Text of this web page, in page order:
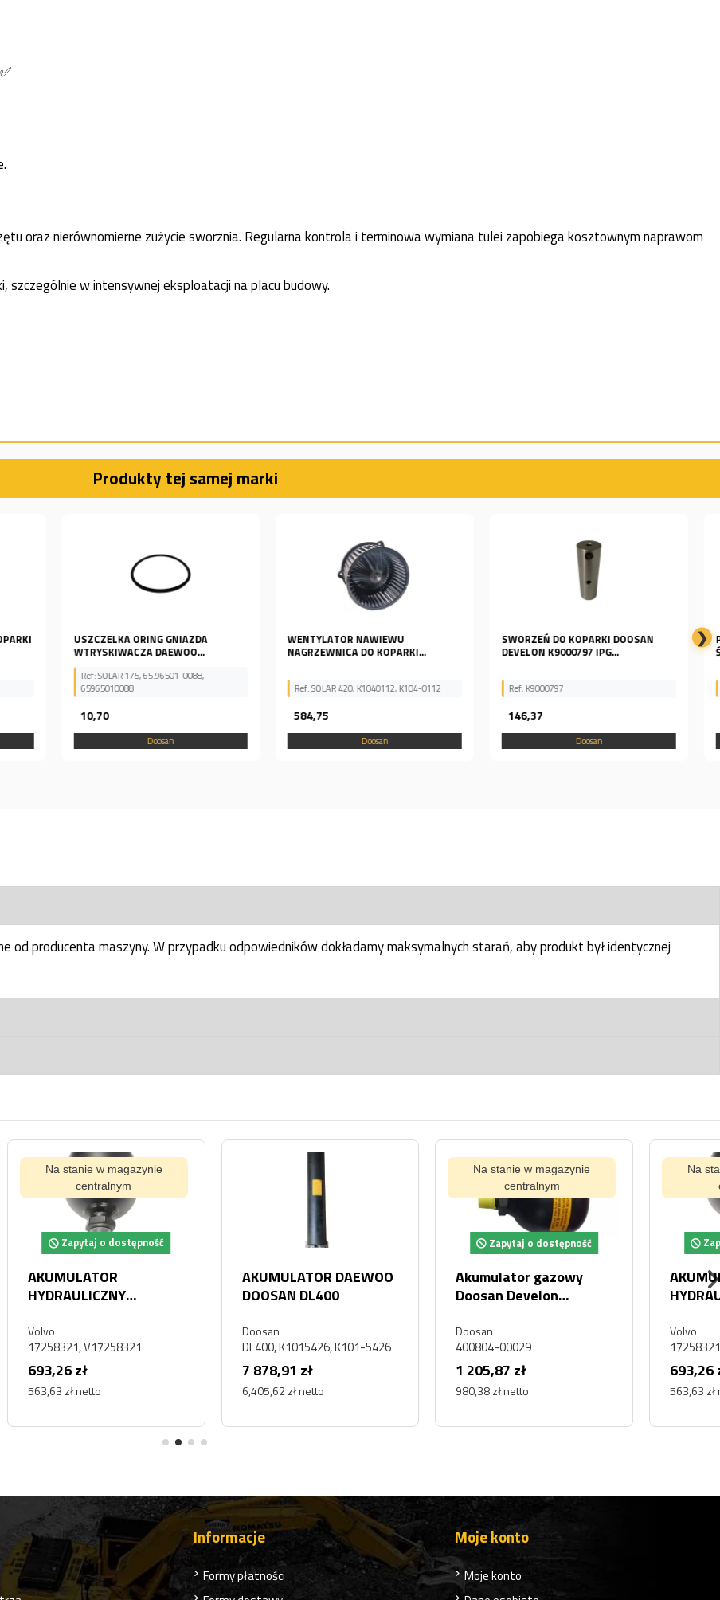
oraz nierównomierne zużycie sworznia. Regularna kontrola i terminowa wymiana tulei zapobiega kosztownym naprawom
w intensywnej eksploatacji na placu budowy.
Produkty tej samej marki
WENTYLATOR NAWIEWU
NAGRZEWNICA DO KOPARKI...
Ref: SOLAR 420, K1040112, K104-0112
584,75
Doosan
SWORZEŃ DO KOPARKI DOOSAN
DEVELON K9000797 IPG...
Ref: K9000797
146,37
Doosan
PRZEKAŹNIK PODGRZEWACZA
ŚWIECY ŻAROWEJ DAEWOO...
Ref: DL250, 544-00007, 54400007
479,70
Doosan
❯
od producenta maszyny. W przypadku odpowiedników dokładamy maksymalnych starań, aby produkt był identycznej
AKUMULATOR DAEWOO
DOOSAN DL400
DL400, K1015426, K101-5426
Akumulator gazowy
Doosan Develon
400804-00029
980,38 zł netto
Na stanie w magazynie
Zapytaj o dostępność
AKUMULATOR
HYDRAULICZNY
Informacje
Formy płatności
Moje konto
Moje konto